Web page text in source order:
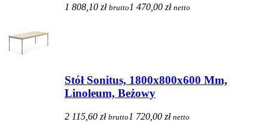
1 808,10 zł brutto 1 470,00 zł netto
Stół Sonitus, 1800x800x600 Mm,
Linoleum, Beżowy
2 115,60 zł brutto 1 720,00 zł netto